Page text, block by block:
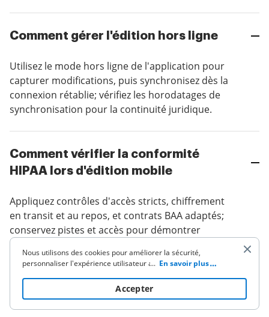
Comment gérer l'édition hors ligne
Utilisez le mode hors ligne de l'application pour
capturer modifications, puis synchronisez dès la
connexion rétablie; vérifiez les horodatages de
synchronisation pour la continuité juridique.
Comment vérifier la conformité
HIPAA lors d'édition mobile
Appliquez contrôles d'accès stricts, chiffrement
en transit et au repos, et contrats BAA adaptés;
conservez pistes et accès pour démontrer
conformité lors d'audits.
Nous utilisons des cookies pour améliorer la sécurité,
personnaliser l'expérience utilisateur améliorer nos activités
de tiers) et pour une autre utilisation commerciale. Cliquez
pour lire notre politique de cookies. En cliquant sur «
... En savoir plus
Accepter